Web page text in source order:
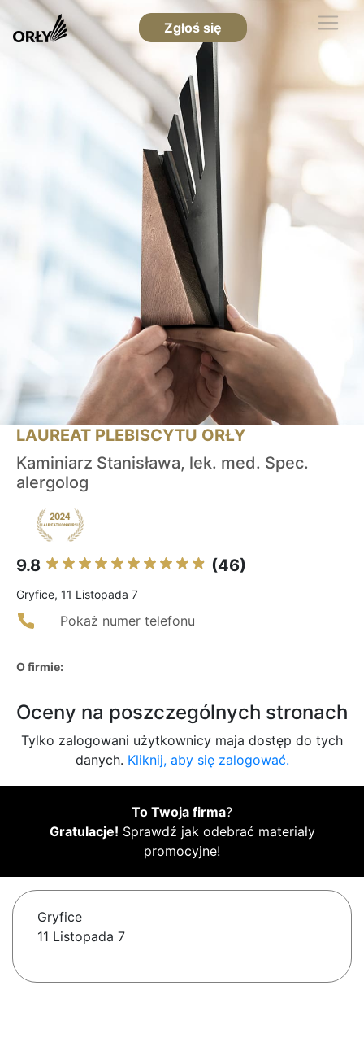
Zgłoś się
LAUREAT PLEBISCYTU ORŁY
Kaminiarz Stanisława, lek. med. Spec.
alergolog
9.8 (46)
Gryfice, 11 Listopada 7
Pokaż numer telefonu
O firmie:
Oceny na poszczególnych stronach
Tylko zalogowani użytkownicy maja dostęp do tych
danych. Kliknij, aby się zalogować.
To Twoja firma?
Gratulacje! Sprawdź jak odebrać materiały
promocyjne!
Gryfice
11 Listopada 7